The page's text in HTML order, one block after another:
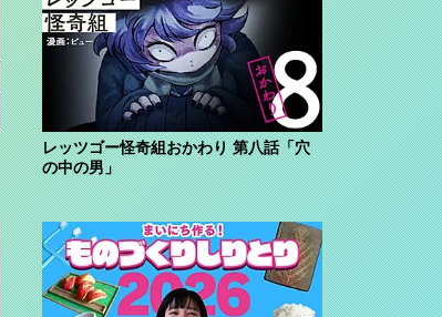
レッツゴー怪奇組おかわり 第八話「穴
の中の男」